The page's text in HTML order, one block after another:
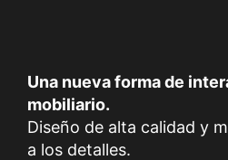
Una nueva forma de
mobiliario.
Diseño de alta calidad y
a los detalles.